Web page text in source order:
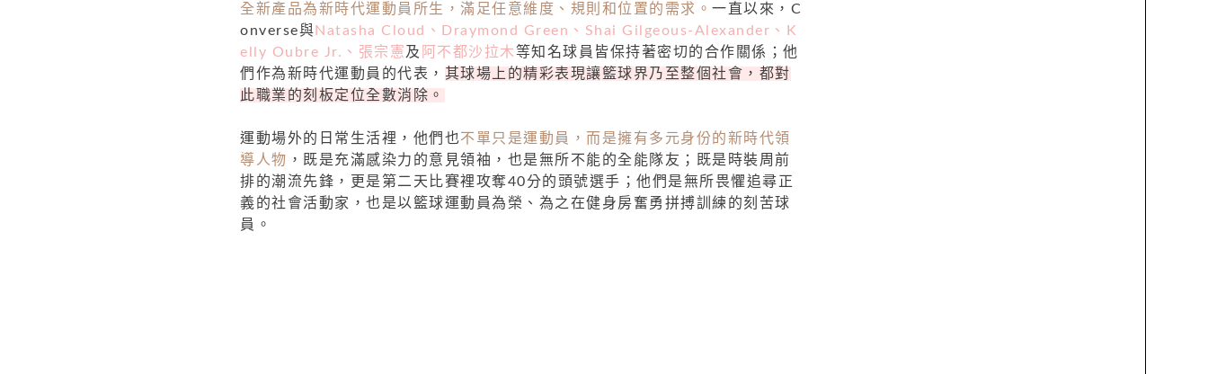
全新產品為新時代運動員所生，滿足任意維度、規則和位置的需求。 一直以來，C
onverse與 Natasha Cloud、Draymond Green、Shai Gilgeous-Alexander、K
elly Oubre Jr.、張宗憲 及 阿不都沙拉木等知名球員皆保持著密切的合作關係；他
們作為新時代運動員的代表， 其球場上的精彩表現讓籃球界乃至整個社會，都對
此職業的刻板定位全數消除。
運動場外的日常生活裡，他們也不單只是運動員，而是擁有多元身份的新時代領
導人物 ，既是充滿感染力的意見領袖，也是無所不能的全能隊友；既是時裝周前
排的潮流先鋒，更是第二天比賽裡攻奪40分的頭號選手；他們是無所畏懼追尋正
義的社會活動家，也是以籃球運動員為榮、為之在健身房奮勇拼搏訓練的刻苦球
員。